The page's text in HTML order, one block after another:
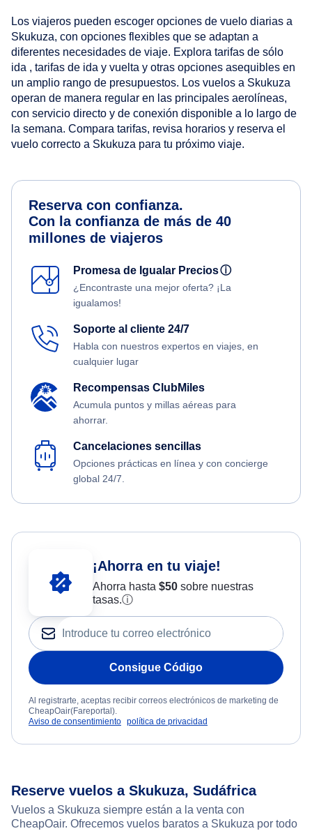
Los viajeros pueden escoger opciones de vuelo diarias a
Skukuza, con opciones flexibles que se adaptan a
diferentes necesidades de viaje. Explora tarifas de sólo
ida , tarifas de ida y vuelta y otras opciones asequibles en
un amplio rango de presupuestos. Los vuelos a Skukuza
operan de manera regular en las principales aerolíneas,
con servicio directo y de conexión disponible a lo largo de
la semana. Compara tarifas, revisa horarios y reserva el
vuelo correcto a Skukuza para tu próximo viaje.
Reserva con confianza.
Con la confianza de más de 40
millones de viajeros
Promesa de Igualar Preciosⓘ
¿Encontraste una mejor oferta? ¡La
igualamos!
Soporte al cliente 24/7
Habla con nuestros expertos en viajes, en
cualquier lugar
Recompensas ClubMiles
Acumula puntos y millas aéreas para
ahorrar.
Cancelaciones sencillas
Opciones prácticas en línea y con concierge
global 24/7.
¡Ahorra en tu viaje!
Ahorra hasta $50sobre nuestras
tasas.ⓘ
Consigue Código
Al registrarte, aceptas recibir correos electrónicos de marketing de
CheapOair(Fareportal).
Aviso de consentimiento política de privacidad
Reserve vuelos a Skukuza, Sudáfrica
Vuelos a Skukuza siempre están a la venta con
CheapOair. Ofrecemos vuelos baratos a Skukuza por todo